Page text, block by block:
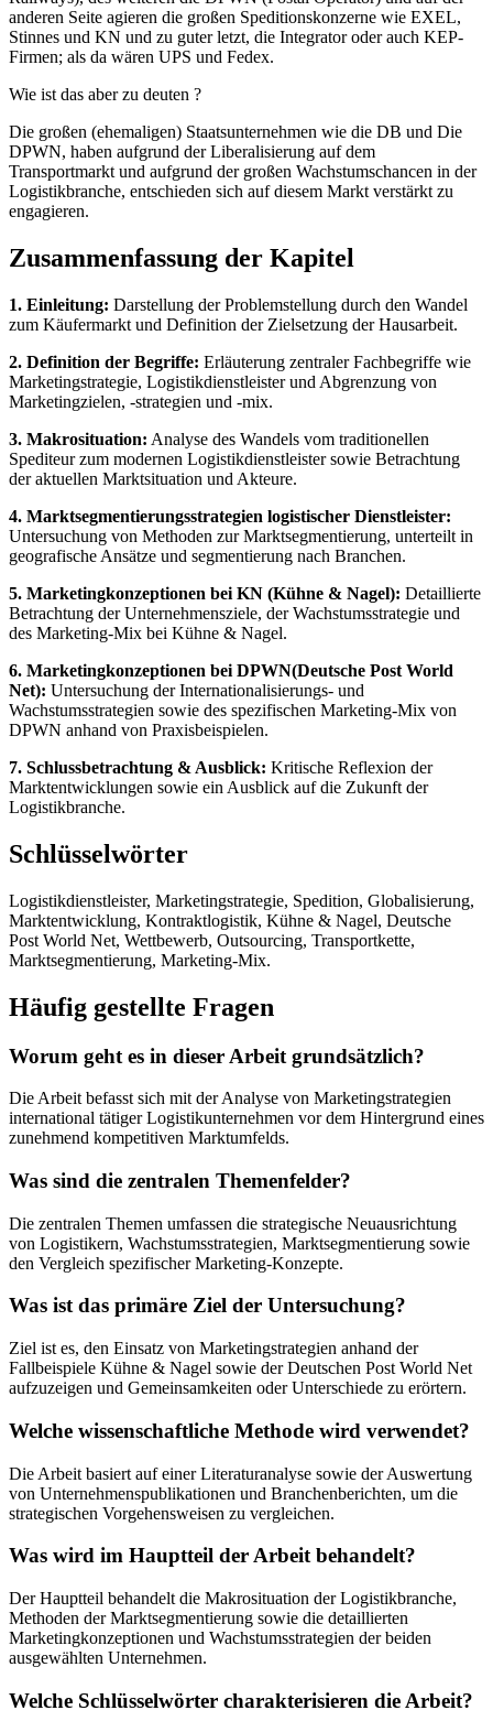
anderen Seite agieren die großen Speditionskonzerne wie EXEL,
Stinnes und KN und zu guter letzt, die Integrator oder auch KEP-
Firmen; als da wären UPS und Fedex.
Wie ist das aber zu deuten ?
Die großen (ehemaligen) Staatsunternehmen wie die DB und Die
DPWN, haben aufgrund der Liberalisierung auf dem
Transportmarkt und aufgrund der großen Wachstumschancen in der
Logistikbranche, entschieden sich auf diesem Markt verstärkt zu
engagieren.
Zusammenfassung der Kapitel
1. Einleitung: Darstellung der Problemstellung durch den Wandel
zum Käufermarkt und Definition der Zielsetzung der Hausarbeit.
2. Definition der Begriffe: Erläuterung zentraler Fachbegriffe wie
Marketingstrategie, Logistikdienstleister und Abgrenzung von
Marketingzielen, -strategien und -mix.
3. Makrosituation: Analyse des Wandels vom traditionellen
Spediteur zum modernen Logistikdienstleister sowie Betrachtung
der aktuellen Marktsituation und Akteure.
4. Marktsegmentierungsstrategien logistischer Dienstleister:
Untersuchung von Methoden zur Marktsegmentierung, unterteilt in
geografische Ansätze und segmentierung nach Branchen.
5. Marketingkonzeptionen bei KN (Kühne & Nagel): Detaillierte
Betrachtung der Unternehmensziele, der Wachstumsstrategie und
des Marketing-Mix bei Kühne & Nagel.
6. Marketingkonzeptionen bei DPWN(Deutsche Post World
Net): Untersuchung der Internationalisierungs- und
Wachstumsstrategien sowie des spezifischen Marketing-Mix von
DPWN anhand von Praxisbeispielen.
7. Schlussbetrachtung & Ausblick: Kritische Reflexion der
Marktentwicklungen sowie ein Ausblick auf die Zukunft der
Logistikbranche.
Schlüsselwörter
Logistikdienstleister, Marketingstrategie, Spedition, Globalisierung,
Marktentwicklung, Kontraktlogistik, Kühne & Nagel, Deutsche
Post World Net, Wettbewerb, Outsourcing, Transportkette,
Marktsegmentierung, Marketing-Mix.
Häufig gestellte Fragen
Worum geht es in dieser Arbeit grundsätzlich?
Die Arbeit befasst sich mit der Analyse von Marketingstrategien
international tätiger Logistikunternehmen vor dem Hintergrund eines
zunehmend kompetitiven Marktumfelds.
Was sind die zentralen Themenfelder?
Die zentralen Themen umfassen die strategische Neuausrichtung
von Logistikern, Wachstumsstrategien, Marktsegmentierung sowie
den Vergleich spezifischer Marketing-Konzepte.
Was ist das primäre Ziel der Untersuchung?
Ziel ist es, den Einsatz von Marketingstrategien anhand der
Fallbeispiele Kühne & Nagel sowie der Deutschen Post World Net
aufzuzeigen und Gemeinsamkeiten oder Unterschiede zu erörtern.
Welche wissenschaftliche Methode wird verwendet?
Die Arbeit basiert auf einer Literaturanalyse sowie der Auswertung
von Unternehmenspublikationen und Branchenberichten, um die
strategischen Vorgehensweisen zu vergleichen.
Was wird im Hauptteil der Arbeit behandelt?
Der Hauptteil behandelt die Makrosituation der Logistikbranche,
Methoden der Marktsegmentierung sowie die detaillierten
Marketingkonzeptionen und Wachstumsstrategien der beiden
ausgewählten Unternehmen.
Welche Schlüsselwörter charakterisieren die Arbeit?